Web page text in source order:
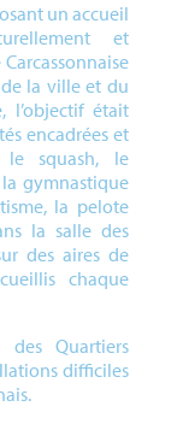
un accueil
et
la ville et du
l’objectif était
encadrées et
le squash, le
gymnastique
la pelote
la salle des
des aires de
chaque
des Quartiers
difficiles